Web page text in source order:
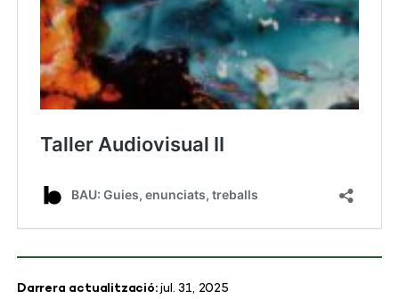
Darrera actualització:jul. 31, 2025